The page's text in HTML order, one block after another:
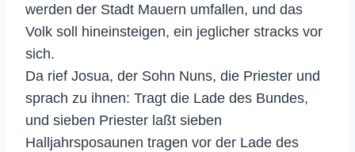
werden der Stadt Mauern umfallen, und das
Volk soll hineinsteigen, ein jeglicher stracks vor
sich.
Da rief Josua, der Sohn Nuns, die Priester und
sprach zu ihnen: Tragt die Lade des Bundes,
und sieben Priester laßt sieben
Halljahrsposaunen tragen vor der Lade des